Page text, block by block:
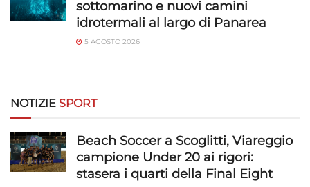
trasmesse automaticamente.
Utilizzare dati di geolocalizzazione precisi,
Garantire la sicurezza, prevenire e
e presentare pubblicità e contenuto,
Salvare e comunicare le scelte sulla
privacy.
Sempre attivo
sottomarino e nuovi camini
idrotermali al largo di Panarea
5 AGOSTO 2026
NOTIZIE SPORT
Beach Soccer a Scoglitti, Viareggio
campione Under 20 ai rigori:
stasera i quarti della Final Eight